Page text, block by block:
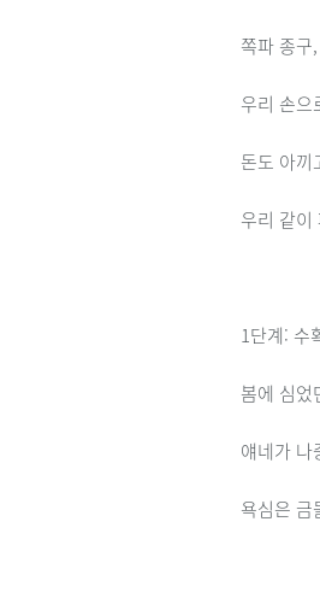
쪽파 종구
우리 손으
돈도 아끼
우리 같이
1단계: 수
봄에 심었
얘네가 나
욕심은 금